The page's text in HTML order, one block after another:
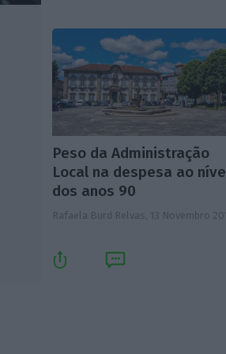
Peso da Administração
Local na despesa ao
dos anos 90
Rafaela Burd Relvas, 13 Novembro